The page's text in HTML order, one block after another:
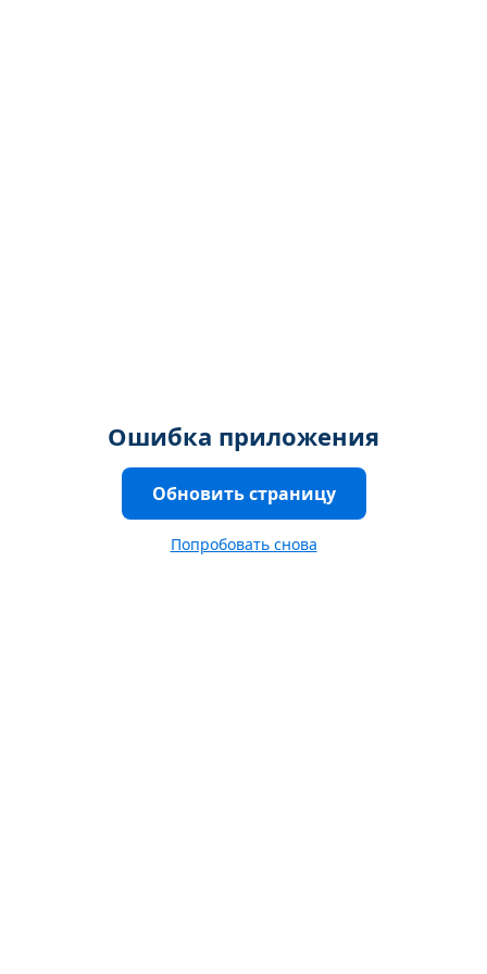
Ошибка приложения
Обновить страницу
Попробовать снова